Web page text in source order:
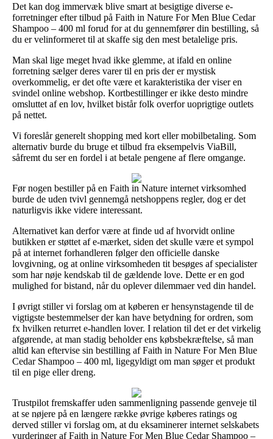
Det kan dog immervæk blive smart at besigtige diverse e-
forretninger efter tilbud på Faith in Nature For Men Blue Cedar
Shampoo – 400 ml forud for at du gennemfører din bestilling, så
du er velinformeret til at skaffe sig den mest betalelige pris.
Man skal lige meget hvad ikke glemme, at ifald en online
forretning sælger deres varer til en pris der er mystisk
overkommelig, er det ofte være et karakteristika der viser en
svindel online webshop. Kortbestillinger er ikke desto mindre
omsluttet af en lov, hvilket bistår folk overfor uoprigtige outlets
på nettet.
Vi foreslår generelt shopping med kort eller mobilbetaling. Som
alternativ burde du bruge et tilbud fra eksempelvis ViaBill,
såfremt du ser en fordel i at betale pengene af flere omgange.
Før nogen bestiller på en Faith in Nature internet virksomhed
burde de uden tvivl gennemgå netshoppens regler, dog er det
naturligvis ikke videre interessant.
Alternativet kan derfor være at finde ud af hvorvidt online
butikken er støttet af e-mærket, siden det skulle være et sympol
på at internet forhandleren følger den officielle danske
lovgivning, og at online virksomheden tit besøges af specialister
som har nøje kendskab til de gældende love. Dette er en god
mulighed for bistand, når du oplever dilemmaer ved din handel.
I øvrigt stiller vi forslag om at køberen er hensynstagende til de
vigtigste bestemmelser der kan have betydning for ordren, som
fx hvilken returret e-handlen lover. I relation til det er det virkelig
afgørende, at man stadig beholder ens købsbekræftelse, så man
altid kan eftervise sin bestilling af Faith in Nature For Men Blue
Cedar Shampoo – 400 ml, ligegyldigt om man søger et produkt
til en pige eller dreng.
Trustpilot fremskaffer uden sammenligning passende genveje til
at se nøjere på en længere række øvrige køberes ratings og
derved stiller vi forslag om, at du eksaminerer internet selskabets
vurderinger af Faith in Nature For Men Blue Cedar Shampoo –